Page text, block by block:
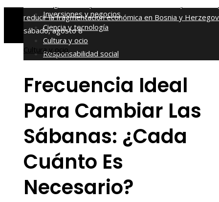
reducir la fragmentación económica en Bosnia y
sábado, agosto 8
Inversiones y negocios
Ciencia y tecnología
Cultura y ocio
Responsabilidad social
Cultura y ocio
Frecuencia Ideal
Para Cambiar Las
Sábanas: ¿Cada
Cuánto Es
Necesario?